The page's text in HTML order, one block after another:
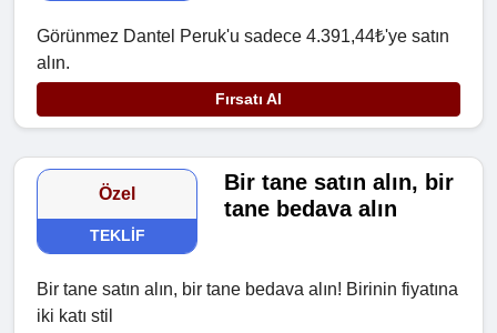
Görünmez Dantel Peruk'u sadece 4.391,44₺'ye satın
alın.
Fırsatı Al
Özel
TEKLIF
Bir tane satın alın, bir
tane bedava alın
Bir tane satın alın, bir tane bedava alın! Birinin fiyatına
iki katı stil